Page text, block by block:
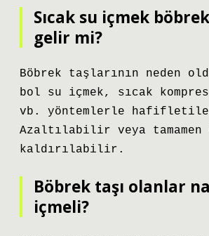
Sıcak su içmek
gelir mi?
Böbrek taşlarının neden
bol su içmek, sıcak kompres
vb. yöntemlerle
Azaltılabilir veya tamamen
kaldırılabilir.
Böbrek taşı olanlar
içmeli?